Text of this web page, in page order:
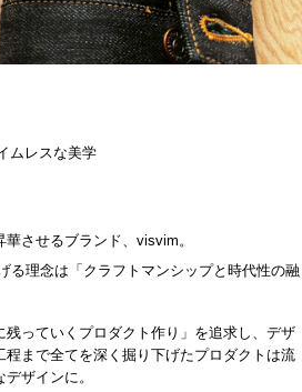
ムレスな美学
させるブランド、 visvim。
る理念は「クラフトマンシップと時代性の融
残っていくプロダクト作り」を追求し、デザ
程まで全てを深く掘り下げたプロダクトは流
ザインに。